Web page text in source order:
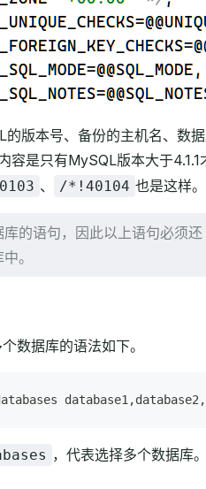
版本号、备份的主机名、数
容是只有MySQL版本大于4.1.1
、 /*!40104 也是这样。
的语句，因此以上语句必须还
。
数据库的语法如下。
，代表选择多个数据库